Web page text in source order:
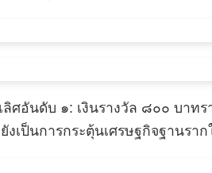
ลิศอันดับ ๑: เงินรางวัล ๘๐๐ บา
งเป็นการกระตุ้นเศรษฐกิจฐาน